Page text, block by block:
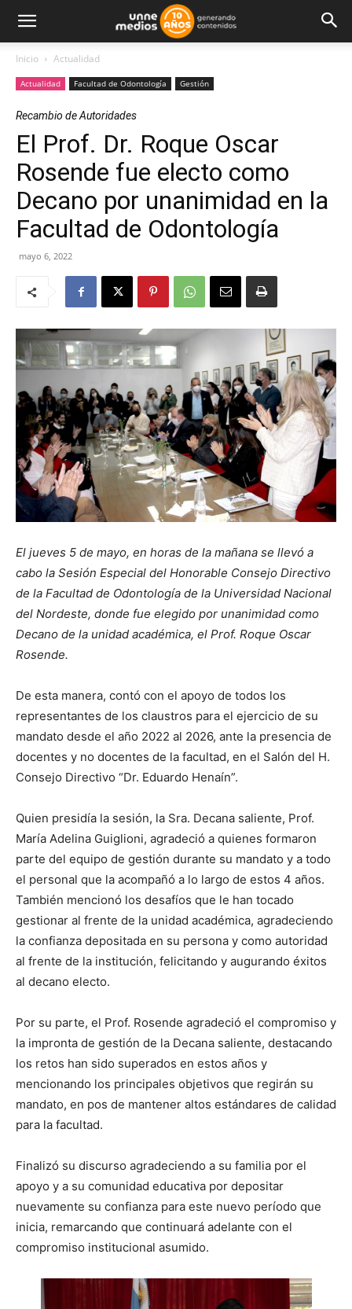
Inicio Actualidad
Actualidad Facultad de Odontología Gestión
Recambio de Autoridades
El Prof. Dr. Roque Oscar
Rosende fue electo como
Decano por unanimidad en la
Facultad de Odontología
mayo 6, 2022
El jueves 5 de mayo, en horas de la mañana se llevó a
cabo la Sesión Especial del Honorable Consejo Directivo
de la Facultad de Odontología de la Universidad Nacional
del Nordeste, donde fue elegido por unanimidad como
Decano de la unidad académica, el Prof. Roque Oscar
Rosende.
De esta manera, contó con el apoyo de todos los
representantes de los claustros para el ejercicio de su
mandato desde el año 2022 al 2026, ante la presencia de
docentes y no docentes de la facultad, en el Salón del H.
Consejo Directivo “Dr. Eduardo Henaín”.
Quien presidía la sesión, la Sra. Decana saliente, Prof.
María Adelina Guiglioni, agradeció a quienes formaron
parte del equipo de gestión durante su mandato y a todo
el personal que la acompañó a lo largo de estos 4 años.
También mencionó los desafíos que le han tocado
gestionar al frente de la unidad académica, agradeciendo
la confianza depositada en su persona y como autoridad
al frente de la institución, felicitando y augurando éxitos
al decano electo.
Por su parte, el Prof. Rosende agradeció el compromiso y
la impronta de gestión de la Decana saliente, destacando
los retos han sido superados en estos años y
mencionando los principales objetivos que regirán su
mandato, en pos de mantener altos estándares de calidad
para la facultad.
Finalizó su discurso agradeciendo a su familia por el
apoyo y a su comunidad educativa por depositar
nuevamente su confianza para este nuevo período que
inicia, remarcando que continuará adelante con el
compromiso institucional asumido.